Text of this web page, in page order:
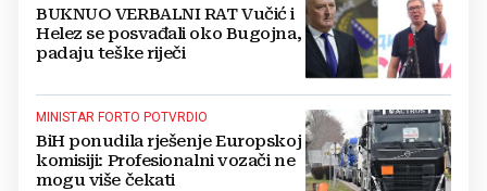
BUKNUO VERBALNI RAT Vučić i
Helez se posvađali oko Bugojna,
padaju teške riječi
MINISTAR FORTO POTVRDIO
BiH ponudila rješenje Europskoj
komisiji: Profesionalni vozači ne
mogu više čekati